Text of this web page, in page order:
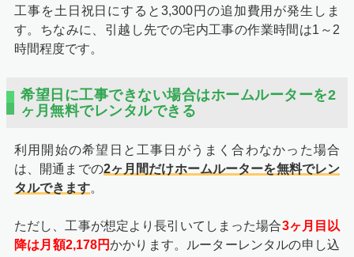
工事を土日祝日にすると3,300円の追加費用が発生しま
す。ちなみに、引越し先での宅内工事の作業時間は1～2
時間程度です。
希望日に工事できない場合はホームルーターを2
ヶ月無料でレンタルできる
利用開始の希望日と工事日がうまく合わなかった場合
は、開通までの2ヶ月間だけホームルーターを無料でレン
タルできます。
ただし、工事が想定より長引いてしまった場合3ヶ月目以
降は月額2,178円かかります。ルーターレンタルの申し込